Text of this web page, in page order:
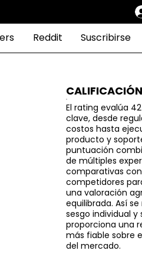
Reddit Suscribirse
El rating evalúa
clave, desde
costos hasta
producto y
puntuación
de múltiples
comparativas con
competidores
una valoración
equilibrada. Así
sesgo individual y
proporciona una
más fiable sobre
del mercado.